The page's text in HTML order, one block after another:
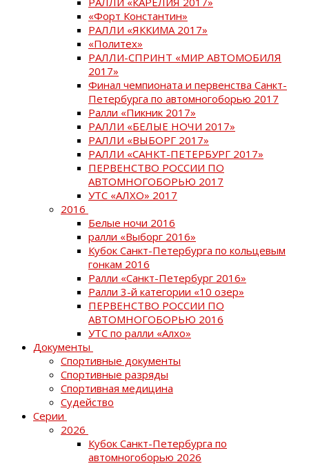
«Форт Константин»
РАЛЛИ «ЯККИМА 2017»
«Политех»
РАЛЛИ-СПРИНТ «МИР АВТОМОБИЛЯ
2017»
Финал чемпионата и первенства Санкт-
Петербурга по автомногоборью 2017
Ралли «Пикник 2017»
РАЛЛИ «БЕЛЫЕ НОЧИ 2017»
РАЛЛИ «ВЫБОРГ 2017»
РАЛЛИ «САНКТ-ПЕТЕРБУРГ 2017»
ПЕРВЕНСТВО РОССИИ ПО
АВТОМНОГОБОРЬЮ 2017
УТС «АЛХО» 2017
2016
Белые ночи 2016
ралли «Выборг 2016»
Кубок Санкт-Петербурга по кольцевым
гонкам 2016
Ралли «Санкт-Петербург 2016»
Ралли 3-й категории «10 озер»
ПЕРВЕНСТВО РОССИИ ПО
АВТОМНОГОБОРЬЮ 2016
УТС по ралли «Алхо»
Документы
Спортивные документы
Спортивные разряды
Спортивная медицина
Судейство
Серии
2026
Кубок Санкт-Петербурга по
автомногоборью 2026